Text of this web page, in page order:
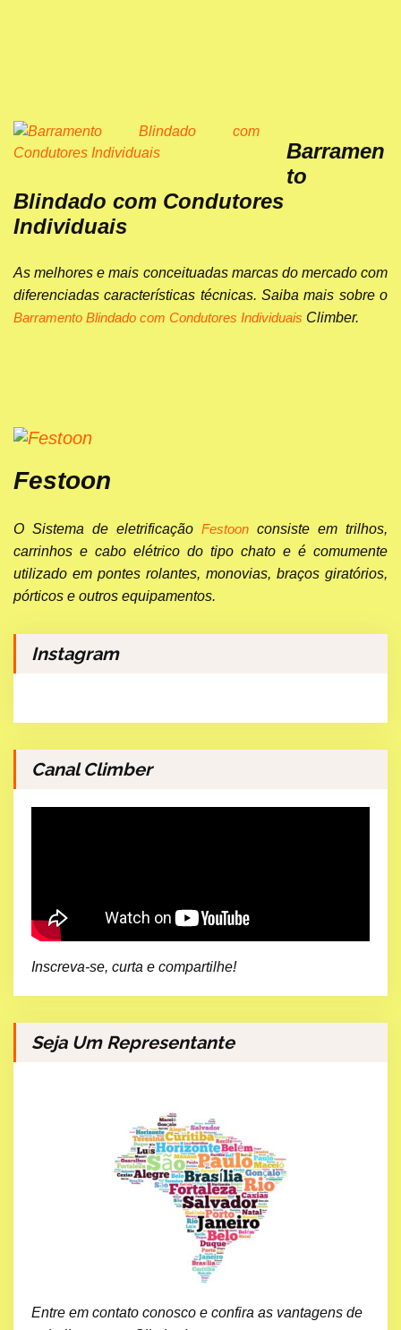
Barramen
to
Blindado com Condutores
Individuais
As melhores e mais conceituadas marcas do mercado com
diferenciadas características técnicas. Saiba mais sobre o
Barramento Blindado com Condutores Individuais Climber.
Festoon
O Sistema de eletrificação Festoon consiste em trilhos,
carrinhos e cabo elétrico do tipo chato e é comumente
utilizado em pontes rolantes, monovias, braços giratórios,
pórticos e outros equipamentos.
Instagram
Canal Climber
Inscreva-se, curta e compartilhe!
Seja Um Representante
Entre em contato conosco e confira as vantagens de